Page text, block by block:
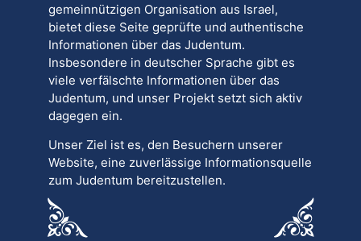
gemeinnützigen Organisation aus Israel,
bietet diese Seite geprüfte und authentische
Informationen über das Judentum.
Insbesondere in deutscher Sprache gibt es
viele verfälschte Informationen über das
Judentum, und unser Projekt setzt sich aktiv
dagegen ein.
Unser Ziel ist es, den Besuchern unserer
Website, eine zuverlässige Informationsquelle
zum Judentum bereitzustellen.